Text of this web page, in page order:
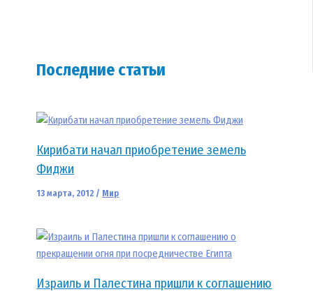
Последние статьи
Кирибати начал приобретение земель
Фиджи
13 марта, 2012 / Мир
Израиль и Палестина пришли к соглашению